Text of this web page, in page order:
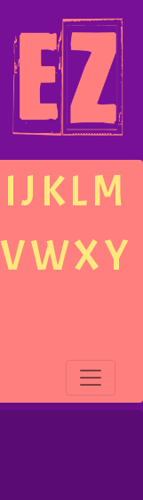
IJ KLM
VWXY